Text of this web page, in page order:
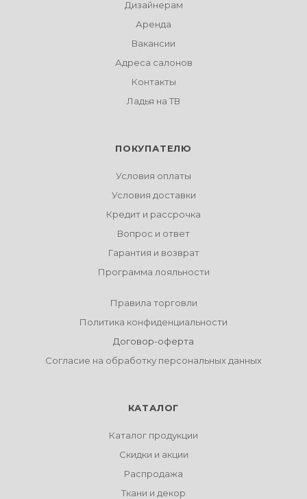
Дизайнерам
Аренда
Вакансии
Адреса салонов
Контакты
Ладья на ТВ
ПОКУПАТЕЛЮ
Условия оплаты
Условия доставки
Кредит и рассрочка
Вопрос и ответ
Гарантия и возврат
Программа лояльности
Правила торговли
Политика конфиденциальности
Договор-оферта
Согласие на обработку персональных данных
КАТАЛОГ
Каталог продукции
Скидки и акции
Распродажа
Ткани и декор